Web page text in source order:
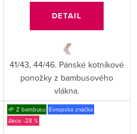
DETAIL
41/43, 44/46. Pánské kotníkové
ponožky z bambusového
vlákna.
🌱 Z bambusu Evropská značka
-28 %